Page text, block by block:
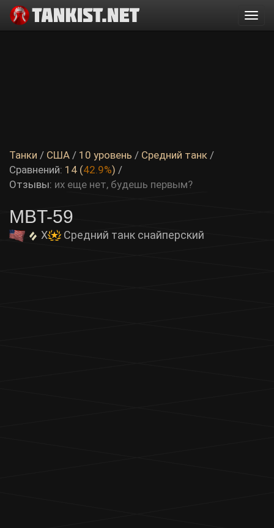
Танки / США / 10 уровень / Средний танк /
Сравнений: 14 (42.9%) /
Отзывы: их еще нет, будешь первым?
MBT-59
X Средний танк снайперский